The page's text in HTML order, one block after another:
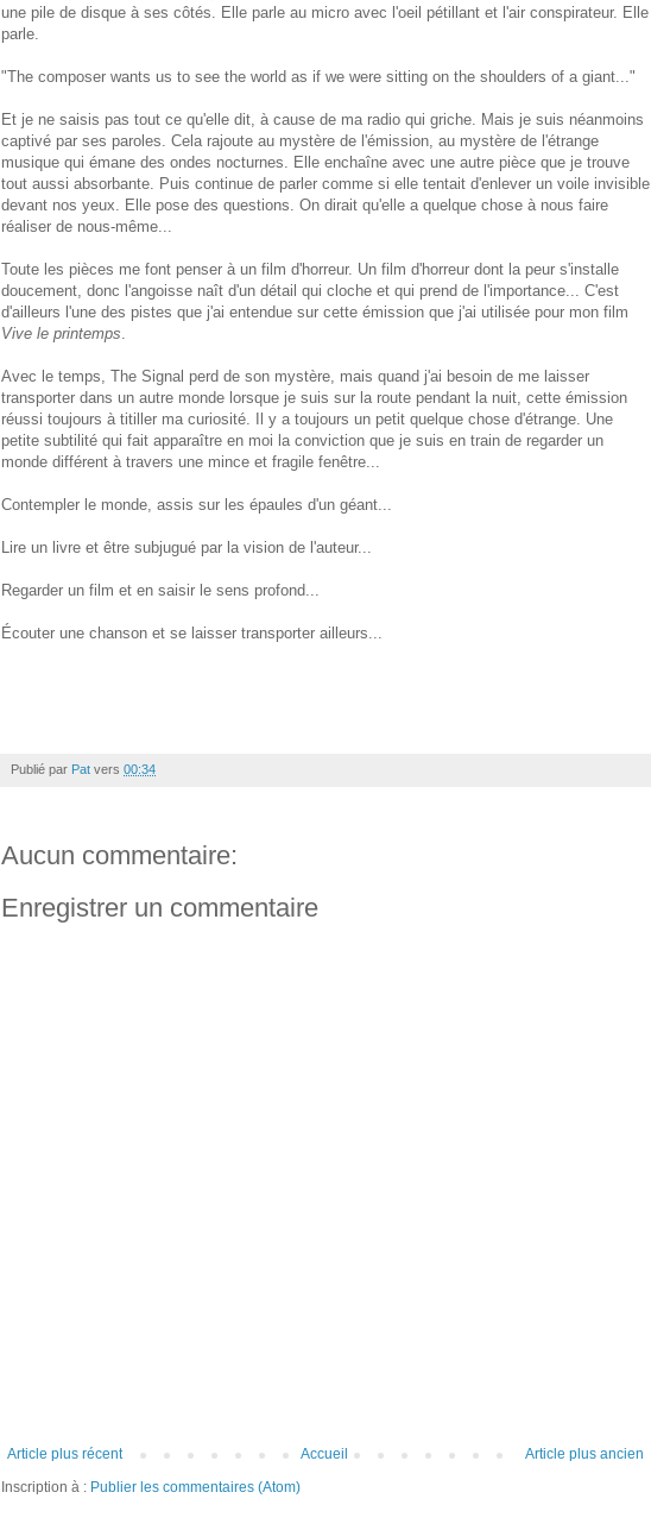
une pile de disque à ses côtés. Elle parle au micro avec l'oeil pétillant et l'air conspirateur. Elle
parle.
"The composer wants us to see the world as if we were sitting on the shoulders of a giant..."
Et je ne saisis pas tout ce qu'elle dit, à cause de ma radio qui griche. Mais je suis néanmoins
captivé par ses paroles. Cela rajoute au mystère de l'émission, au mystère de l'étrange
musique qui émane des ondes nocturnes. Elle enchaîne avec une autre pièce que je trouve
tout aussi absorbante. Puis continue de parler comme si elle tentait d'enlever un voile invisible
devant nos yeux. Elle pose des questions. On dirait qu'elle a quelque chose à nous faire
réaliser de nous-même...
Toute les pièces me font penser à un film d'horreur. Un film d'horreur dont la peur s'installe
doucement, donc l'angoisse naît d'un détail qui cloche et qui prend de l'importance... C'est
d'ailleurs l'une des pistes que j'ai entendue sur cette émission que j'ai utilisée pour mon film
Vive le printemps.
Avec le temps, The Signal perd de son mystère, mais quand j'ai besoin de me laisser
transporter dans un autre monde lorsque je suis sur la route pendant la nuit, cette émission
réussi toujours à titiller ma curiosité. Il y a toujours un petit quelque chose d'étrange. Une
petite subtilité qui fait apparaître en moi la conviction que je suis en train de regarder un
monde différent à travers une mince et fragile fenêtre...
Contempler le monde, assis sur les épaules d'un géant...
Lire un livre et être subjugué par la vision de l'auteur...
Regarder un film et en saisir le sens profond...
Écouter une chanson et se laisser transporter ailleurs...
Publié par Pat vers 00:34
Aucun commentaire:
Enregistrer un commentaire
Article plus récent Article plus ancien
Accueil
Inscription à : Publier les commentaires (Atom)